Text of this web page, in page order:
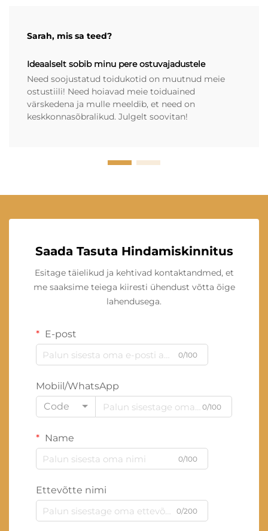
Sarah, mis sa teed?
Ideaalselt sobib minu pere ostuvajadustele
Need soojustatud toidukotid on muutnud meie
ostustiili! Need hoiavad meie toiduained
värskedena ja mulle meeldib, et need on
keskkonnasõbralikud. Julgelt soovitan!
Saada Tasuta Hindamiskinnitus
Esitage täielikud ja kehtivad kontaktandmed, et
me saaksime teiega kiiresti ühendust võtta õige
lahendusega.
E-post
0/100
Mobiil/WhatsApp
Code
0/100
Name
0/100
Ettevõtte nimi
0/200